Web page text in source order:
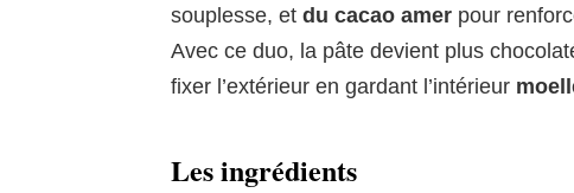
souplesse, et du cacao amer pour
Avec ce duo, la pâte devient plus
fixer l’extérieur en gardant l’intérieur
Les ingrédients